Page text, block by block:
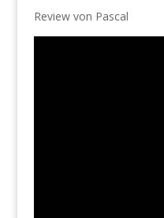
Review von Pascal